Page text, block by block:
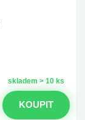
skladem > 10 ks
KOUPIT